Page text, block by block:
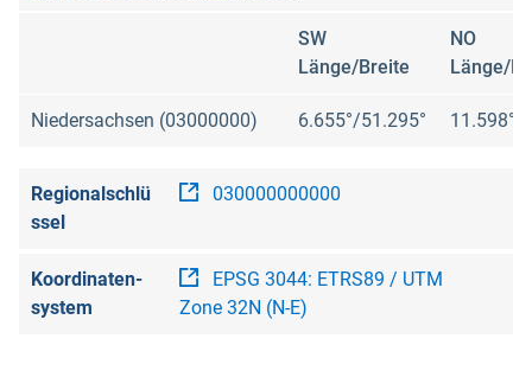
SW
Länge/Breite
NO
Länge/
Niedersachsen (03000000) 6.655°/51.295° 11.598°/
Regionalschlü
ssel
030000000000
Koordinaten­
system
EPSG 3044: ETRS89 / UTM
Zone 32N (N-E)